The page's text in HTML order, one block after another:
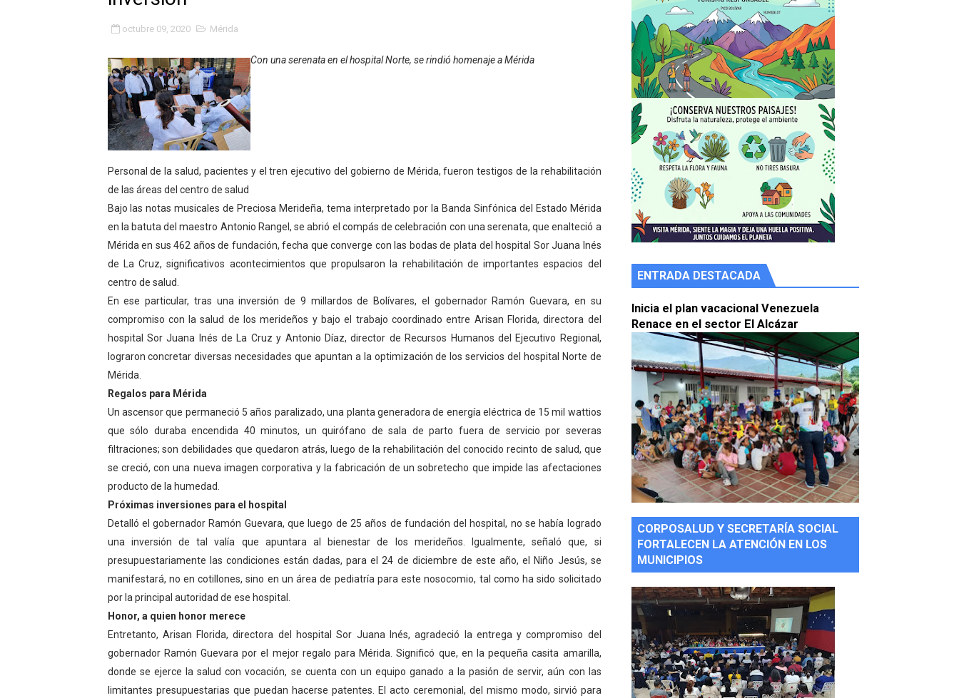
Impulsan plan estratégico de seguridad ciudadana 2027-2029 en los 23 municipios
Mérida impulsa desarrollo económico con taller de marcas y patentes
Fomficc consolida alianzas e impulsa la economía comunal en Mérida
Niños de Estudiantes de Mérida sembraron 110 árboles en su sede
Corposalud y Secretaría Social fortalecen la atención en los municipios
Inicia el plan vacacional Venezuela Renace en el sector El Alcázar
Entregan planta eléctrica para fortalecer la atención sanitaria en Ejido
Expertos inspeccionan espacios del OAN para la instalación del detector Cherenkov de agua
Dictan MasterClass en el marco del Encuentro LAGO Venezuela, edición Mérida
Gobernador Arnaldo Sánchez apadrina a más de 993 nuevos bachilleres de Mérida
Plan Quirúrgico Regional llega a Pueblo Llano con la activación de dos quirófanos
octubre 09, 2020 Mérida
Con una serenata en el hospital Norte, se rindió homenaje a Mérida
Personal de la salud, pacientes y el tren ejecutivo del gobierno de Mérida, fueron testigos de la rehabilitación
de las áreas del centro de salud
Bajo las notas musicales de Preciosa Merideña, tema interpretado por la Banda Sinfónica del Estado Mérida
en la batuta del maestro Antonio Rangel, se abrió el compás de celebración con una serenata, que enalteció a
Mérida en sus 462 años de fundación, fecha que converge con las bodas de plata del hospital Sor Juana Inés
de La Cruz, significativos acontecimientos que propulsaron la rehabilitación de importantes espacios del
centro de salud.
En ese particular, tras una inversión de 9 millardos de Bolívares, el gobernador Ramón Guevara, en su
compromiso con la salud de los merideños y bajo el trabajo coordinado entre Arisan Florida, directora del
hospital Sor Juana Inés de La Cruz y Antonio Díaz, director de Recursos Humanos del Ejecutivo Regional,
lograron concretar diversas necesidades que apuntan a la optimización de los servicios del hospital Norte de
Mérida.
Regalos para Mérida
Un ascensor que permaneció 5 años paralizado, una planta generadora de energía eléctrica de 15 mil wattios
que sólo duraba encendida 40 minutos, un quirófano de sala de parto fuera de servicio por severas
filtraciones; son debilidades que quedaron atrás, luego de la rehabilitación del conocido recinto de salud, que
se creció, con una nueva imagen corporativa y la fabricación de un sobretecho que impide las afectaciones
producto de la humedad.
Próximas inversiones para el hospital
Detalló el gobernador Ramón Guevara, que luego de 25 años de fundación del hospital, no se había logrado
una inversión de tal valía que apuntara al bienestar de los merideños. Igualmente, señaló que, si
presupuestariamente las condiciones están dadas, para el 24 de diciembre de este año, el Niño Jesús, se
manifestará, no en cotillones, sino en un área de pediatría para este nosocomio, tal como ha sido solicitado
por la principal autoridad de ese hospital.
Honor, a quien honor merece
Entretanto, Arisan Florida, directora del hospital Sor Juana Inés, agradeció la entrega y compromiso del
gobernador Ramón Guevara por el mejor regalo para Mérida. Significó que, en la pequeña casita amarilla,
donde se ejerce la salud con vocación, se cuenta con un equipo ganado a la pasión de servir, aún con las
limitantes presupuestarias que puedan hacerse patentes. El acto ceremonial, del mismo modo, sirvió para
ENTRADA DESTACADA
Inicia el plan vacacional Venezuela
Renace en el sector El Alcázar
CORPOSALUD Y SECRETARÍA SOCIAL
FORTALECEN LA ATENCIÓN EN LOS
MUNICIPIOS